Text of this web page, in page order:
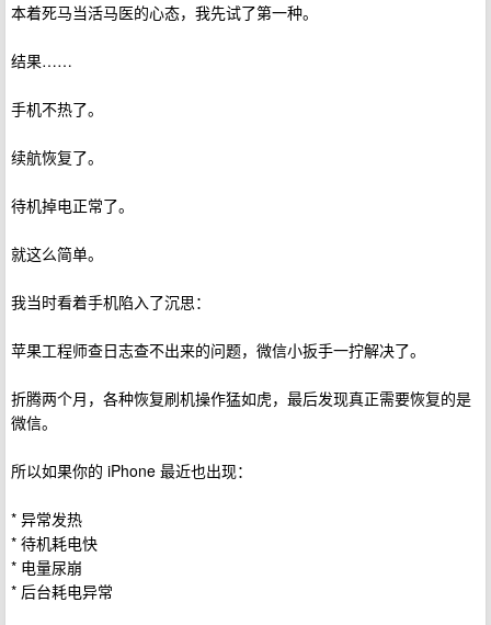
本着死马当活马医的心态，我先试了第一种。
结果……
手机不热了。
续航恢复了。
待机掉电正常了。
就这么简单。
我当时看着手机陷入了沉思：
苹果工程师查日志查不出来的问题，微信小扳手一拧解决了。
折腾两个月，各种恢复刷机操作猛如虎，最后发现真正需要恢复的是
微信。
所以如果你的 iPhone 最近也出现：
* 异常发热
* 待机耗电快
* 电量尿崩
* 后台耗电异常